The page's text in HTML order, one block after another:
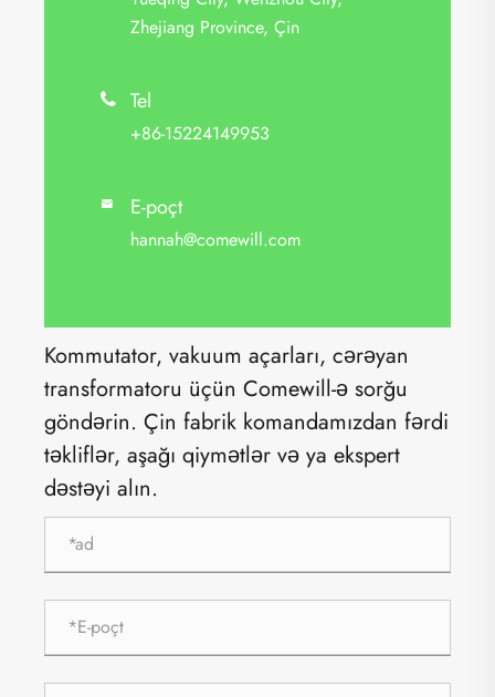
Zhejiang Province, Çin
 Tel
+86-15224149953
 E-poçt
hannah@comewill.com
Kommutator, vakuum açarları, cərəyan
transformatoru üçün Comewill-ə sorğu
göndərin. Çin fabrik komandamızdan fərdi
təkliflər, aşağı qiymətlər və ya ekspert
dəstəyi alın.